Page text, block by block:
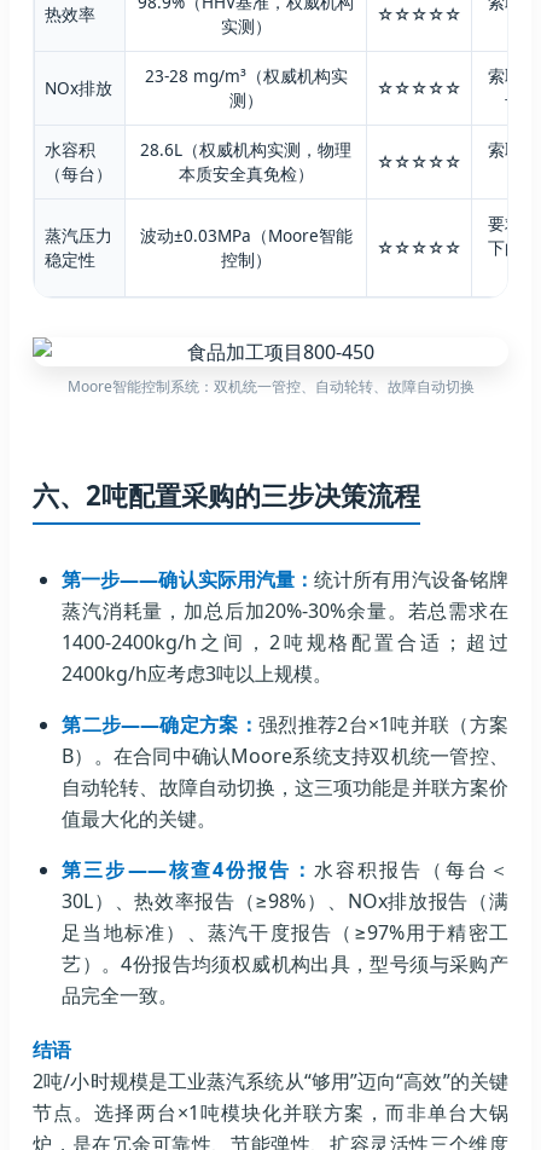
热效率
实测）
☆☆☆☆☆
NOx排放
23-28 mg/m³（权威机构实
测）
☆☆☆☆☆
索取
号
水容积
（每台）
28.6L（权威机构实测，物理
本质安全真免检）
☆☆☆☆☆
索取
蒸汽压力
稳定性
波动±0.03MPa（Moore智能
控制）
☆☆☆☆☆
要求
下的
Moore智能控制系统：双机统一管控、自动轮转、故障自动切换
六、2吨配置采购的三步决策流程
第一步——确认实际用汽量：统计所有用汽设备铭牌
蒸汽消耗量，加总后加20%-30%余量。若总需求在
1400-2400kg/h之间，2吨规格配置合适；超过
2400kg/h应考虑3吨以上规模。
第二步——确定方案：强烈推荐2台×1吨并联（方案
B）。在合同中确认Moore系统支持双机统一管控、
自动轮转、故障自动切换，这三项功能是并联方案价
值最大化的关键。
第三步——核查4份报告： 水容积报告（每台＜
30L）、热效率报告（≥98%）、NOx排放报告（满
足当地标准）、蒸汽干度报告（≥97%用于精密工
艺）。4份报告均须权威机构出具，型号须与采购产
品完全一致。
结语
2吨/小时规模是工业蒸汽系统从“够用”迈向“高效”的关键
节点。选择两台×1吨模块化并联方案，而非单台大锅
炉，是在冗余可靠性、节能弹性、扩容灵活性三个维度